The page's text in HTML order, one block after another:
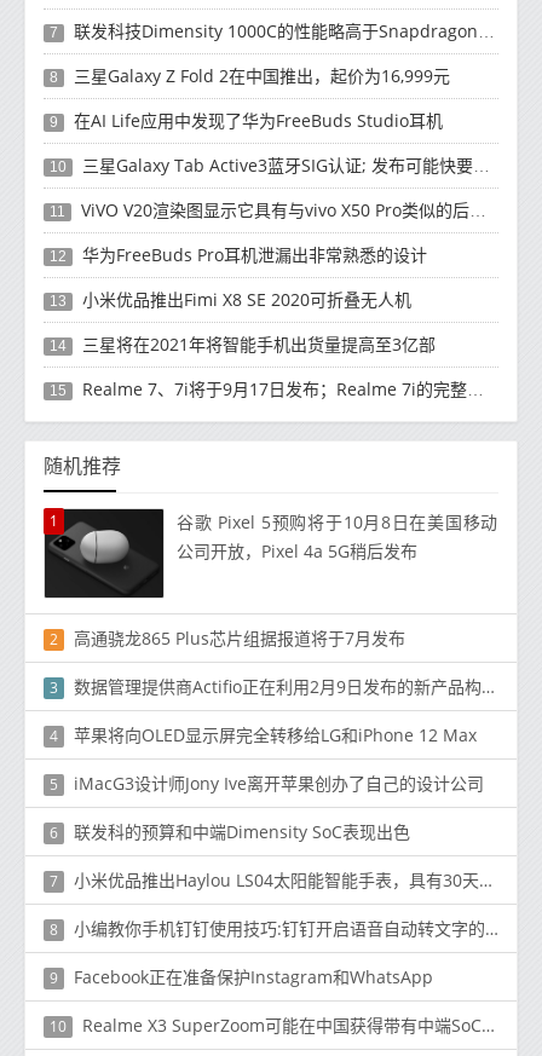
7 联发科技Dimensity 1000C的性能略高于Snapdragon 765G
8 三星Galaxy Z Fold 2在中国推出，起价为16,999元
9 在AI Life应用中发现了华为FreeBuds Studio耳机
10 三星Galaxy Tab Active3蓝牙SIG认证; 发布可能快要结束了
11 ViVO V20渲染图显示它具有与vivo X50 Pro类似的后部设计
12 华为FreeBuds Pro耳机泄漏出非常熟悉的设计
13 小米优品推出Fimi X8 SE 2020可折叠无人机
14 三星将在2021年将智能手机出货量提高至3亿部
15 Realme 7、7i将于9月17日发布；Realme 7i的完整规格并导致泄漏
随机推荐
1
谷歌 Pixel 5预购将于10月8日在美国移动
公司开放，Pixel 4a 5G稍后发布
2 高通骁龙865 Plus芯片组据报道将于7月发布
3 数据管理提供商Actifio正在利用2月9日发布的新产品构建所谓的弹性云
4 苹果将​​向OLED显示屏完全转移给LG和iPhone 12 Max
5 iMacG3设计师Jony Ive离开苹果创办了自己的设计公司
6 联发科的预算和中端Dimensity SoC表现出色
7 小米优品推出Haylou LS04太阳能智能手表，具有30天待机和12种运动模式
8 小编教你手机钉钉使用技巧:钉钉开启语音自动转文字的方法
9 Facebook正在准备保护Instagram和WhatsApp
10 Realme X3 SuperZoom可能在中国获得带有中端SoC的5G版本